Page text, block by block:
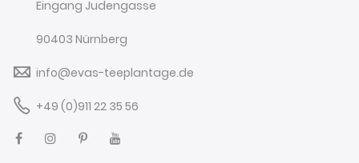
Eingang Judengasse
90403 Nürnberg
info@evas-teeplantage.de
+49 (0)911 22 35 56